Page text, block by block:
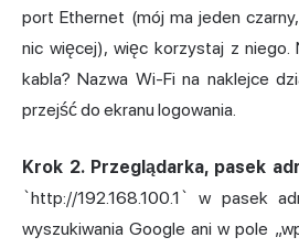
port Ethernet (mój ma jeden
nic więcej), więc korzystaj z niego.
kabla? Nazwa Wi-Fi na naklejce
przejść do ekranu logowania.
Krok 2. Przeglądarka, pasek
`http://192.168.100.1` w pasek
wyszukiwania Google ani w pole